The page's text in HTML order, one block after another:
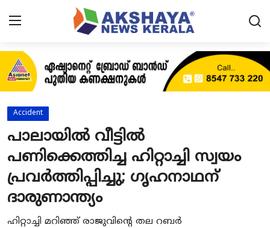
Home
Contact
News
Akshaya News
Agriculture
Accident
പാലായിൽ വീട്ടിൽ
പണിക്കെത്തിച്ച ഹിറ്റാച്ചി സ്വയം
പ്രവർത്തിപ്പിച്ചു; ഗൃഹനാഥന്
ദാരുണാന്ത്യം
ഹിറ്റാച്ചി മറിഞ്ഞ് രാജുവിൻ്റെ തല റബർ